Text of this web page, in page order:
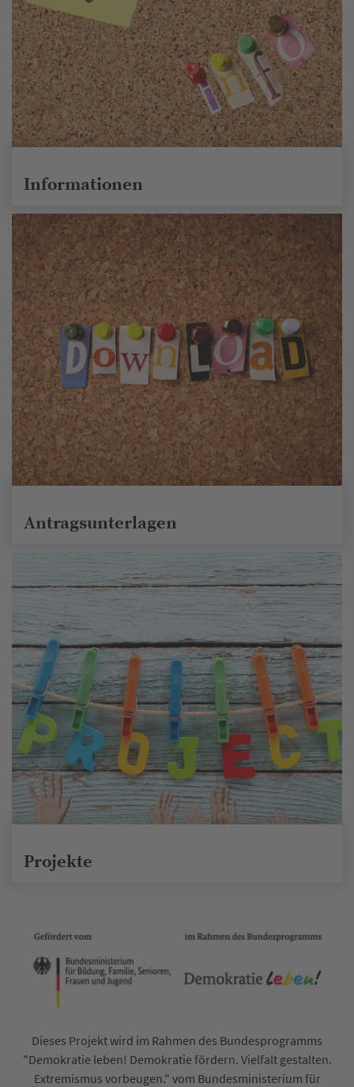
Informationen
Antragsunterlagen
Projekte
Dieses Projekt wird im Rahmen des Bundesprogramms
"Demokratie leben! Demokratie fördern. Vielfalt gestalten.
Extremismus vorbeugen." vom Bundesministerium für